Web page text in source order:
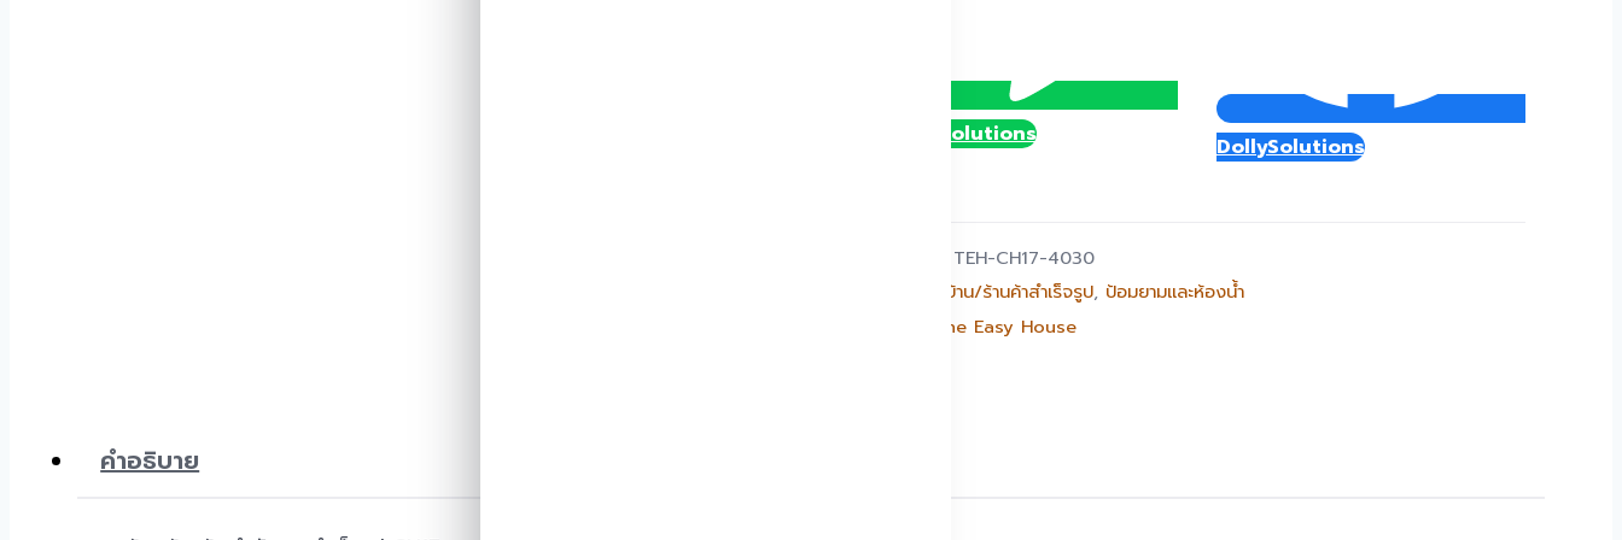
@DollySolutions DollySolutions
TEH-CH17-4030
บ้าน/ร้านค้าสำเร็จรูป, ป้อมยามและห้องน้ำ
The Easy House
คำอธิบาย